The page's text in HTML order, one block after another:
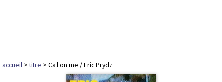
accueil >titre > Call on me / Eric Prydz